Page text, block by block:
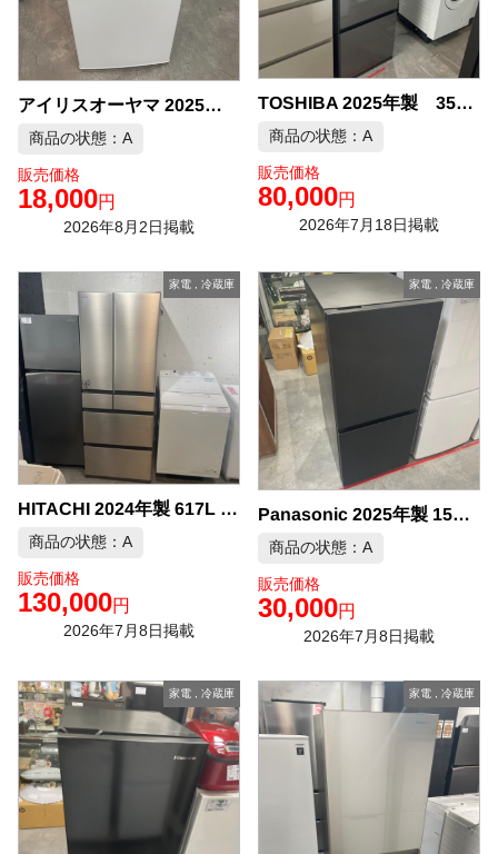
アイリスオーヤマ 2025年製 冷蔵庫 中古品販売
商品の状態：A
販売価格
18,000円
2026年8月2日掲載
TOSHIBA 2025年製 356L 3ドア 冷凍冷蔵庫 中古品販売
商品の状態：A
販売価格
80,000円
2026年7月18日掲載
家電, 冷蔵庫
HITACHI 2024年製 617L 6ドア冷凍冷 中古品販売
商品の状態：A
販売価格
130,000円
2026年7月8日掲載
家電 冷蔵庫
Panasonic 2025年製 156L 冷凍冷蔵庫 中古品販売
商品の状態：A
販売価格
30,000円
2026年7月8日掲載
家電, 冷蔵庫 家電 , 冷蔵庫